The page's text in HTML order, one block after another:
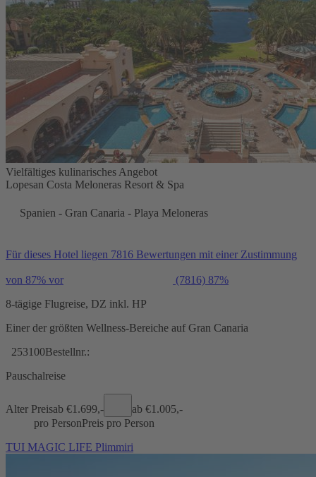
Vielfältiges kulinarisches Angebot
Lopesan Costa Meloneras Resort & Spa
Spanien - Gran Canaria - Playa Meloneras
Für dieses Hotel liegen 7816 Bewertungen mit einer Zustimmung
von 87% vor (7816) 87%
8-tägige Flugreise, DZ inkl. HP
Einer der größten Wellness-Bereiche auf Gran Canaria
253100Bestellnr.:
Pauschalreise
Alter Preisab €1.699,- ab €1.005,-
pro PersonPreis pro Person
TUI MAGIC LIFE Plimmiri